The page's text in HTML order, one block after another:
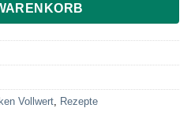
Vollwert Rezepte